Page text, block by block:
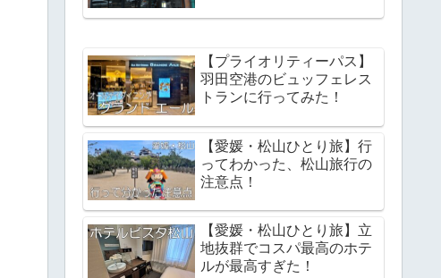
【プライオリティーパス】
羽田空港のビュッフェレス
トランに行ってみた！
【愛媛・松山ひとり旅】行
ってわかった、松山旅行の
注意点！
【愛媛・松山ひとり旅】立
地抜群でコスパ最高のホテ
ルが最高すぎた！